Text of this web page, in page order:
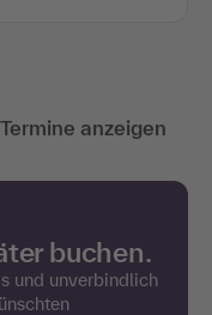
anzeigen
buchen.
und unverbindlich